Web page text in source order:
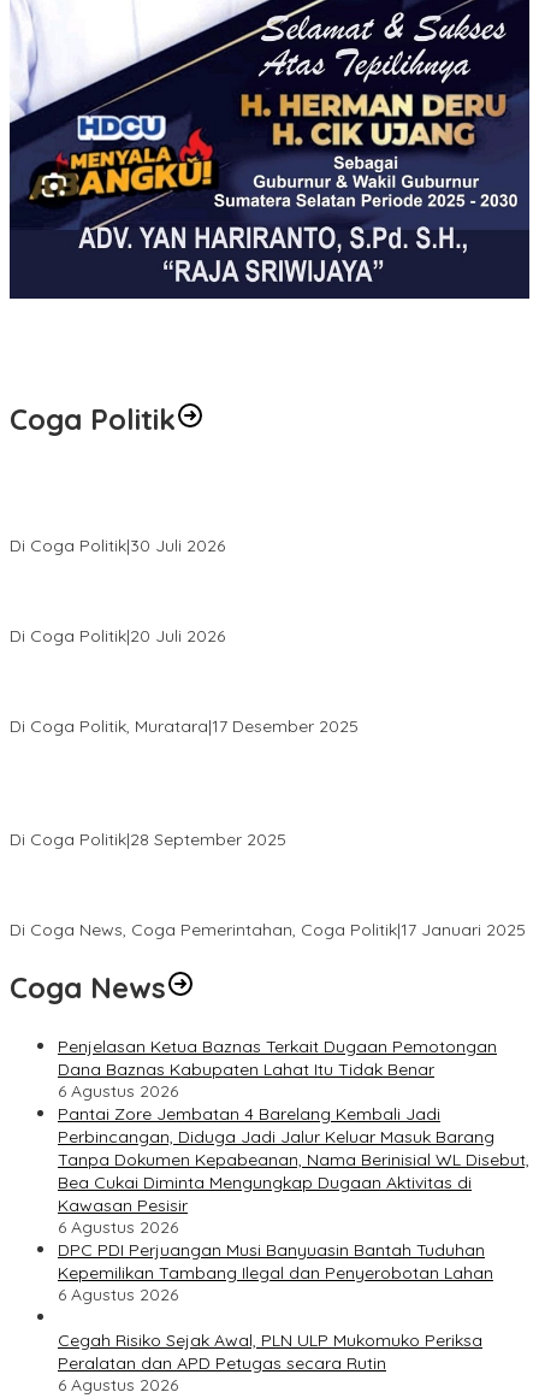
Coga Politik
Di Coga Politik|30 Juli 2026
Di Coga Politik|20 Juli 2026
Di Coga Politik, Muratara|17 Desember 2025
Di Coga Politik|28 September 2025
Di Coga News, Coga Pemerintahan, Coga Politik|17 Januari 2025
Coga News
Penjelasan Ketua Baznas Terkait Dugaan Pemotongan
Dana Baznas Kabupaten Lahat Itu Tidak Benar
6 Agustus 2026
Pantai Zore Jembatan 4 Barelang Kembali Jadi
Perbincangan, Diduga Jadi Jalur Keluar Masuk Barang
Tanpa Dokumen Kepabeanan, Nama Berinisial WL Disebut,
Bea Cukai Diminta Mengungkap Dugaan Aktivitas di
Kawasan Pesisir
6 Agustus 2026
DPC PDI Perjuangan Musi Banyuasin Bantah Tuduhan
Kepemilikan Tambang Ilegal dan Penyerobotan Lahan
6 Agustus 2026
Cegah Risiko Sejak Awal, PLN ULP Mukomuko Periksa
Peralatan dan APD Petugas secara Rutin
6 Agustus 2026